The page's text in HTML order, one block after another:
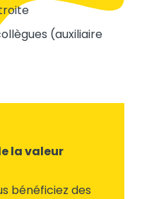
(auxiliaire
la valeur
bénéficiez des